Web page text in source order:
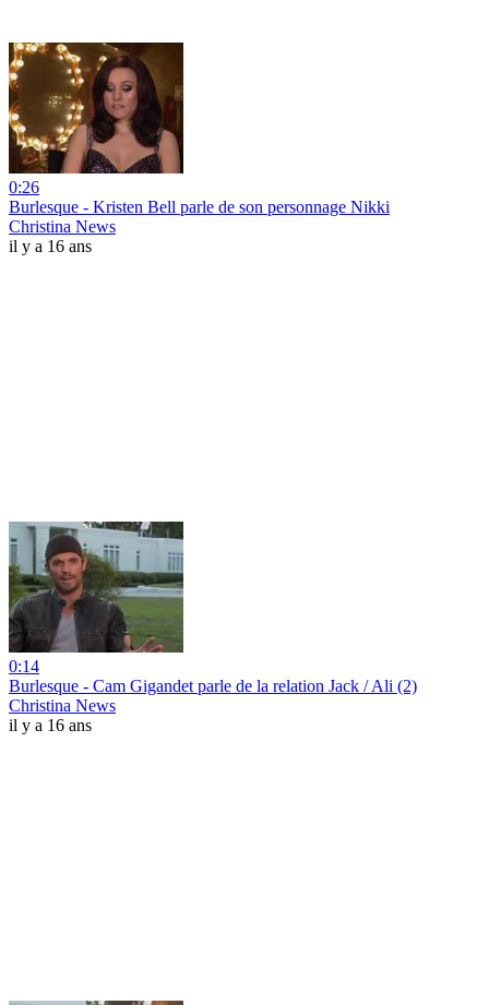
0:26
Burlesque - Kristen Bell parle de son personnage Nikki
Christina News
il y a 16 ans
0:14
Burlesque - Cam Gigandet parle de la relation Jack / Ali (2)
Christina News
il y a 16 ans